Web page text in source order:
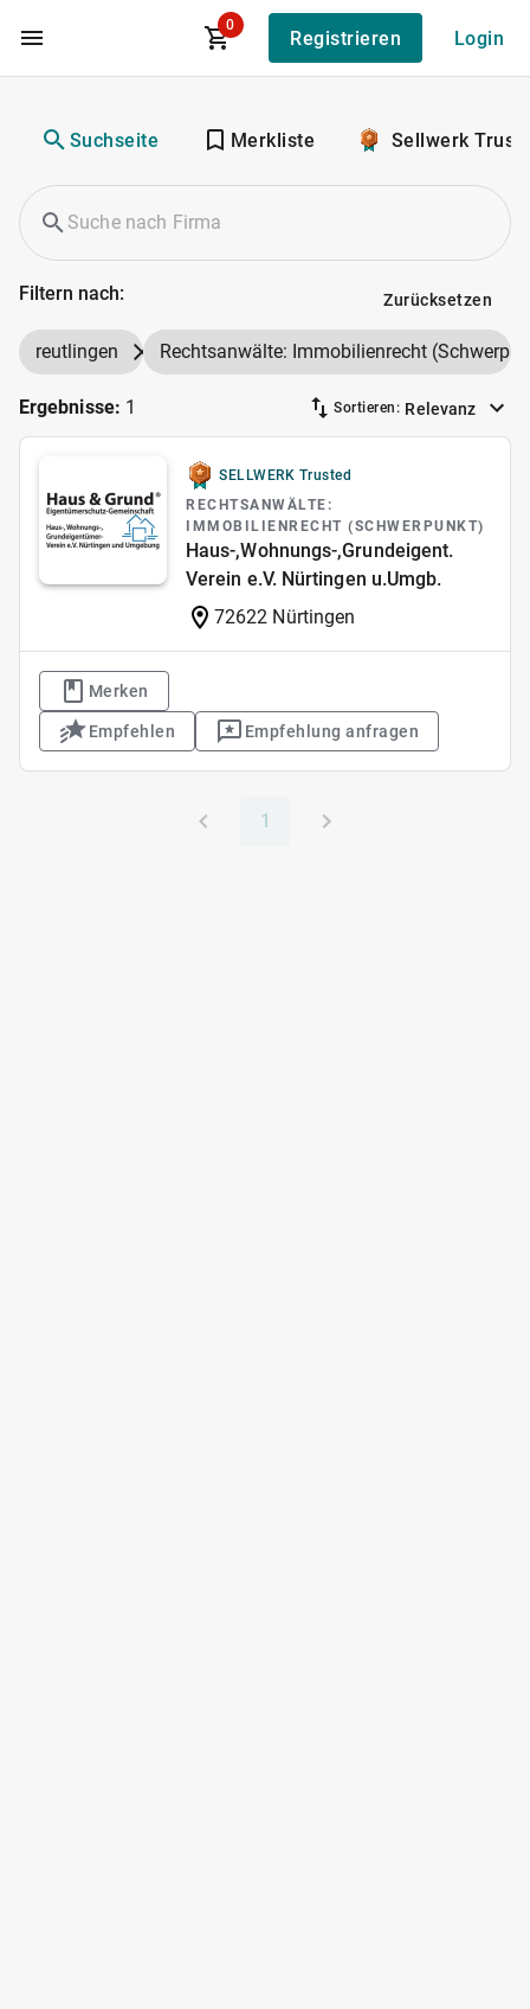
Zum Hauptinhalt
0
Registrieren Login
Suchseite Merkliste Sellwerk
Filtern nach: Zurücksetzen
reutlingen Rechtsanwälte: Immobilienrecht
Ergebnisse: 1 Sortieren: Relevanz
SELLWERK Trusted
RECHTSANWÄLTE:
IMMOBILIENRECHT (SCHWERPUNKT)
Haus-,Wohnungs-,Grundeigent.
Verein e.V. Nürtingen u.Umgb.
72622 Nürtingen
Merken
Empfehlen Empfehlung anfragen
1